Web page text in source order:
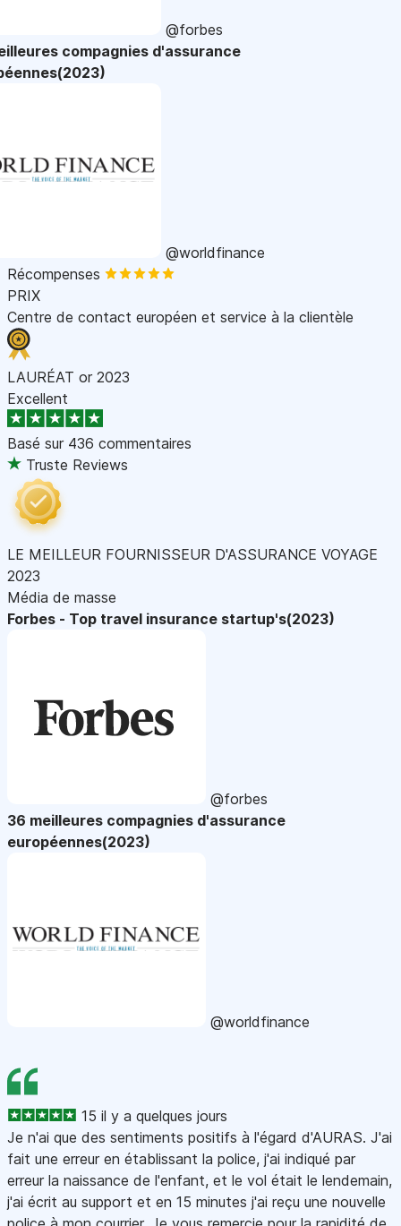
@forbes
compagnies d'assurance
@worldfinance
Récompenses
PRIX
Centre de contact européen et service à la clientèle
LAURÉAT or 2023
Excellent
Basé sur 436 commentaires
Truste Reviews
LE MEILLEUR FOURNISSEUR D'ASSURANCE VOYAGE
2023
Média de masse
Forbes - Top travel insurance startup's(2023)
@forbes
36 meilleures compagnies d'assurance
européennes(2023)
@worldfinance
15 il y a quelques jours
Je n'ai que des sentiments positifs à l'égard d'AURAS. J'ai
fait une erreur en établissant la police, j'ai indiqué par
erreur la naissance de l'enfant, et le vol était le lendemain,
j'ai écrit au support et en 15 minutes j'ai reçu une nouvelle